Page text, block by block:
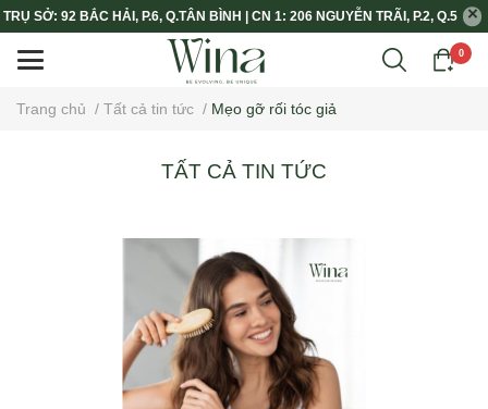
TRỤ SỞ: 92 BẮC HẢI, P.6, Q.TÂN BÌNH | CN 1: 206 NGUYỄN TRÃI, P.2, Q.5
0
Trang chủ / Tất cả tin tức / Mẹo gỡ rối tóc giả
TẤT CẢ TIN TỨC